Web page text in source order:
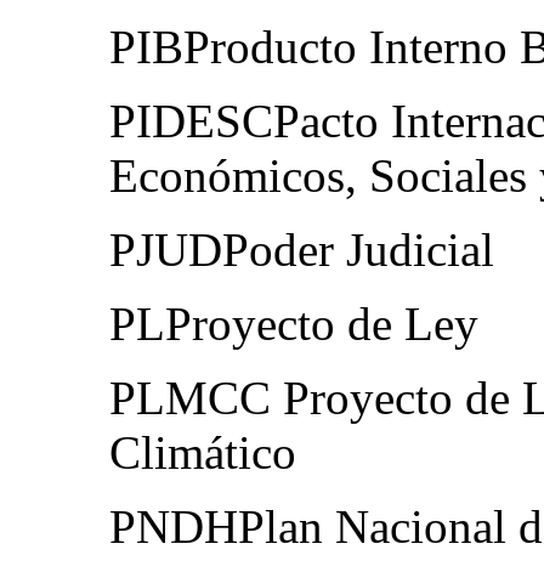
PIBProducto Interno
PIDESCPacto
Económicos,
PJUDPoder Judicial
PLProyecto de Ley
PLMCC Proyecto de
Climático
PNDHPlan Nacional